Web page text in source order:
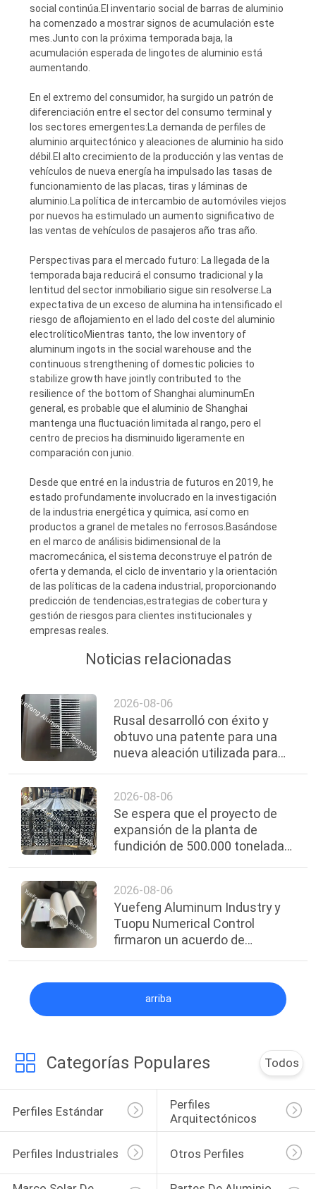
social continúa.El inventario social de barras de aluminio
ha comenzado a mostrar signos de acumulación este
mes.Junto con la próxima temporada baja, la
acumulación esperada de lingotes de aluminio está
aumentando.
En el extremo del consumidor, ha surgido un patrón de
diferenciación entre el sector del consumo terminal y
los sectores emergentes:La demanda de perfiles de
aluminio arquitectónico y aleaciones de aluminio ha sido
débil.El alto crecimiento de la producción y las ventas de
vehículos de nueva energía ha impulsado las tasas de
funcionamiento de las placas, tiras y láminas de
aluminio.La política de intercambio de automóviles viejos
por nuevos ha estimulado un aumento significativo de
las ventas de vehículos de pasajeros año tras año.
Perspectivas para el mercado futuro: La llegada de la
temporada baja reducirá el consumo tradicional y la
lentitud del sector inmobiliario sigue sin resolverse.La
expectativa de un exceso de alumina ha intensificado el
riesgo de aflojamiento en el lado del coste del aluminio
electrolíticoMientras tanto, the low inventory of
aluminum ingots in the social warehouse and the
continuous strengthening of domestic policies to
stabilize growth have jointly contributed to the
resilience of the bottom of Shanghai aluminumEn
general, es probable que el aluminio de Shanghai
mantenga una fluctuación limitada al rango, pero el
centro de precios ha disminuido ligeramente en
comparación con junio.
Desde que entré en la industria de futuros en 2019, he
estado profundamente involucrado en la investigación
de la industria energética y química, así como en
productos a granel de metales no ferrosos.Basándose
en el marco de análisis bidimensional de la
macromecánica, el sistema deconstruye el patrón de
oferta y demanda, el ciclo de inventario y la orientación
de las políticas de la cadena industrial, proporcionando
predicción de tendencias,estrategias de cobertura y
gestión de riesgos para clientes institucionales y
empresas reales.
Noticias relacionadas
2026-08-06
Rusal desarrolló con éxito y
obtuvo una patente para una
nueva aleación utilizada para
2026-08-06
Se espera que el proyecto de
expansión de la planta de
fundición de 500.000 toneladas
complete para 2030.
2026-08-06
Yuefeng Aluminum Industry y
Tuopu Numerical Control
firmaron un acuerdo de
arriba
Categorías Populares Todos
Perfiles Estándar
Perfiles
Arquitectónicos
Perfiles Industriales Otros Perfiles